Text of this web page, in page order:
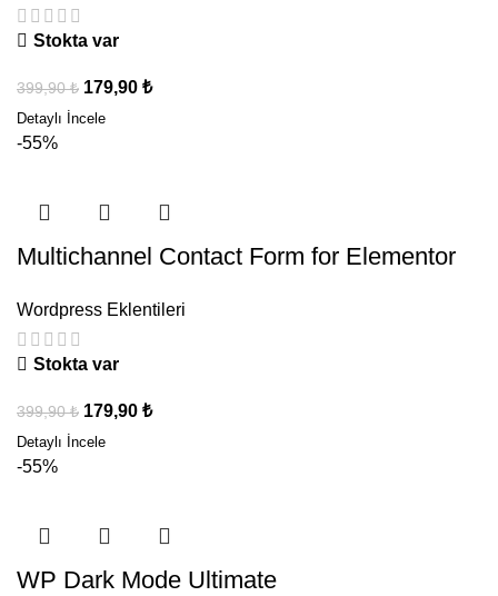
Stokta var
399,90₺ 179,90 ₺
-55%
Multichannel Contact Form for Elementor
Wordpress Eklentileri
Stokta var
399,90₺ 179,90 ₺
-55%
WP Dark Mode Ultimate